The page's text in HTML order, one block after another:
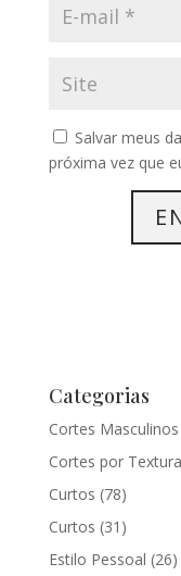
Salvar meus
próxima vez que
Categorias
Cortes Masculinos
Cortes por Textura
Curtos (78)
Curtos (31)
Estilo Pessoal (26)